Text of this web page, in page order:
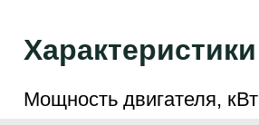
Характеристики
Мощность двигателя, кВт